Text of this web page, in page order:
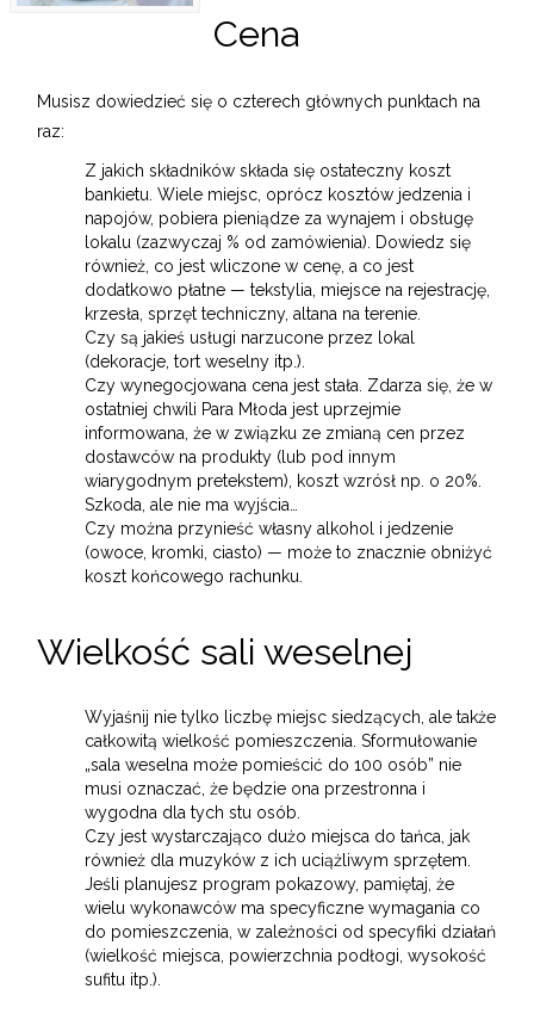
Cena
Musisz dowiedzieć się o czterech głównych punktach na
raz:
Z jakich składników składa się ostateczny koszt
bankietu. Wiele miejsc, oprócz kosztów jedzenia i
napojów, pobiera pieniądze za wynajem i obsługę
lokalu (zazwyczaj % od zamówienia). Dowiedz się
również, co jest wliczone w cenę, a co jest
dodatkowo płatne — tekstylia, miejsce na rejestrację,
krzesła, sprzęt techniczny, altana na terenie.
Czy są jakieś usługi narzucone przez lokal
(dekoracje, tort weselny itp.).
Czy wynegocjowana cena jest stała. Zdarza się, że w
ostatniej chwili Para Młoda jest uprzejmie
informowana, że w związku ze zmianą cen przez
dostawców na produkty (lub pod innym
wiarygodnym pretekstem), koszt wzrósł np. o 20%.
Szkoda, ale nie ma wyjścia…
Czy można przynieść własny alkohol i jedzenie
(owoce, kromki, ciasto) — może to znacznie obniżyć
koszt końcowego rachunku.
Wielkość sali weselnej
Wyjaśnij nie tylko liczbę miejsc siedzących, ale także
całkowitą wielkość pomieszczenia. Sformułowanie
„sala weselna może pomieścić do 100 osób” nie
musi oznaczać, że będzie ona przestronna i
wygodna dla tych stu osób.
Czy jest wystarczająco dużo miejsca do tańca, jak
również dla muzyków z ich uciążliwym sprzętem.
Jeśli planujesz program pokazowy, pamiętaj, że
wielu wykonawców ma specyficzne wymagania co
do pomieszczenia, w zależności od specyfiki działań
(wielkość miejsca, powierzchnia podłogi, wysokość
sufitu itp.).